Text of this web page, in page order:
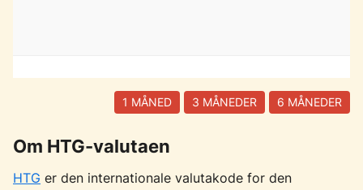
1 MÅNED 3 MÅNEDER 6 MÅNEDER
Om HTG-valutaen
HTG er den internationale valutakode for den